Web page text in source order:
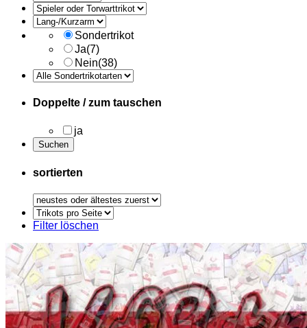
Sondertrikot
Ja(7)
Nein(38)
Doppelte / zum tauschen
ja
sortierten
Trikots
pro
Filter löschen